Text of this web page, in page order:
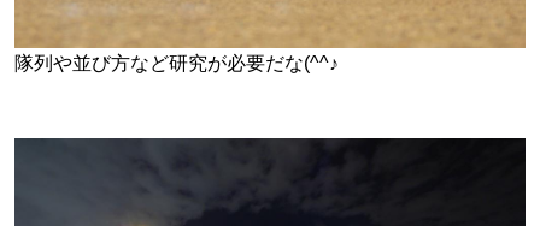
隊列や並び方など研究が必要だな(^^♪